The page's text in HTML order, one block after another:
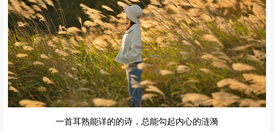
一首耳熟能详的的诗，总能勾起内心的涟漪